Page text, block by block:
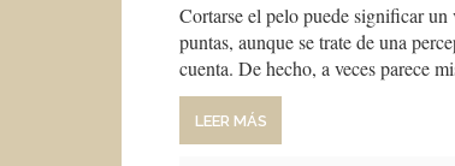
Cortarse el pelo puede significar
puntas, aunque se trate de una
cuenta. De hecho, a veces parece
LEER MÁS